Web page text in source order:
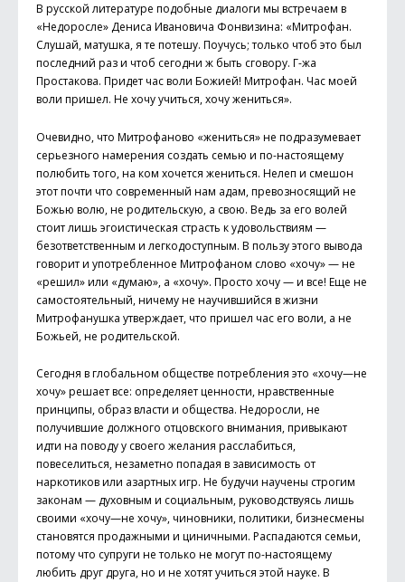
В русской литературе подобные диалоги мы встречаем в
«Недоросле» Дениса Ивановича Фонвизина: «Митрофан.
Слушай, матушка, я те потешу. Поучусь; только чтоб это был
последний раз и чтоб сегодни ж быть сговору. Г-жа
Простакова. Придет час воли Божией! Митрофан. Час моей
воли пришел. Не хочу учиться, хочу жениться».
Очевидно, что Митрофаново «жениться» не подразумевает
серьезного намерения создать семью и по-настоящему
полюбить того, на ком хочется жениться. Нелеп и смешон
этот почти что современный нам адам, превозносящий не
Божью волю, не родительскую, а свою. Ведь за его волей
стоит лишь эгоистическая страсть к удовольствиям —
безответственным и легкодоступным. В пользу этого вывода
говорит и употребленное Митрофаном слово «хочу» — не
«решил» или «думаю», а «хочу». Просто хочу — и все! Еще не
самостоятельный, ничему не научившийся в жизни
Митрофанушка утверждает, что пришел час его воли, а не
Божьей, не родительской.
Сегодня в глобальном обществе потребления это «хочу—не
хочу» решает все: определяет ценности, нравственные
принципы, образ власти и общества. Недоросли, не
получившие должного отцовского внимания, привыкают
идти на поводу у своего желания расслабиться,
повеселиться, незаметно попадая в зависимость от
наркотиков или азартных игр. Не будучи научены строгим
законам — духовным и социальным, руководствуясь лишь
своими «хочу—не хочу», чиновники, политики, бизнесмены
становятся продажными и циничными. Распадаются семьи,
потому что супруги не только не могут по-настоящему
любить друг друга, но и не хотят учиться этой науке. В